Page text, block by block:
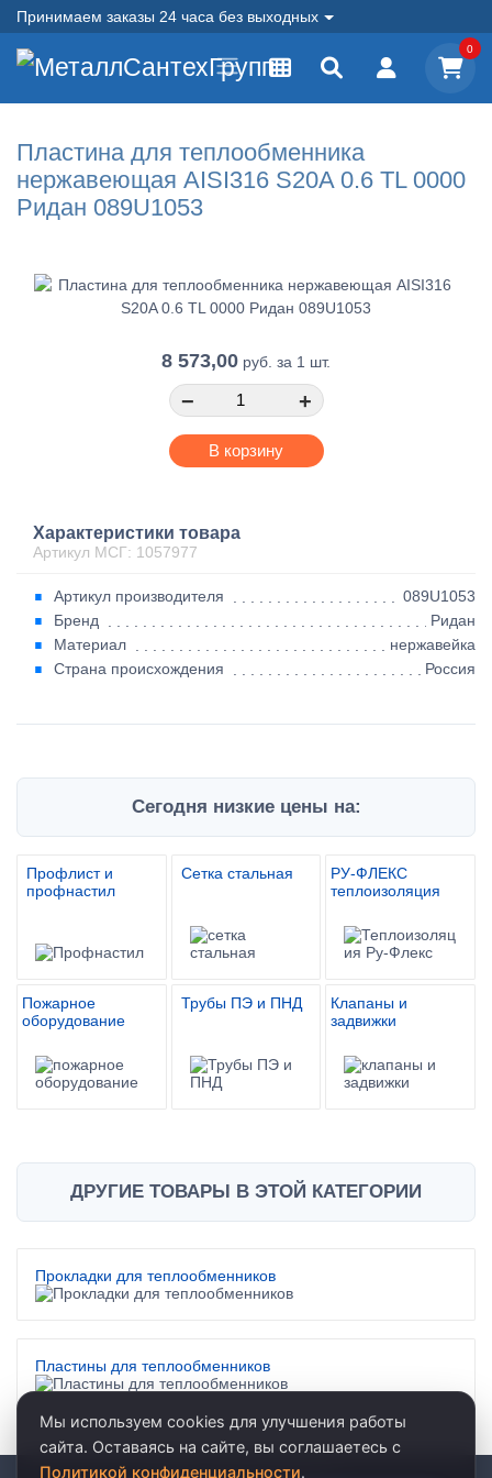
Принимаем заказы 24 часа без выходных
0
Пластина для теплообменника
нержавеющая AISI316 S20A 0.6 TL 0000
Ридан 089U1053
8 573,00 руб. за 1 шт.
− +
В корзину
Характеристики товара
Артикул МСГ: 1057977
Артикул производителя
089U1053
Бренд
Ридан
Материал
нержавейка
Страна происхождения
Россия
Сегодня низкие цены на:
Профлист и
профнастил
Сетка стальная
РУ-ФЛЕКС
теплоизоляция
Пожарное
оборудование
Трубы ПЭ и ПНД
Клапаны и
задвижки
ДРУГИЕ ТОВАРЫ В ЭТОЙ КАТЕГОРИИ
Прокладки для теплообменников
Пластины для теплообменников
Мы используем cookies для улучшения работы
сайта. Оставаясь на сайте, вы соглашаетесь с
Политикой конфиденциальности.